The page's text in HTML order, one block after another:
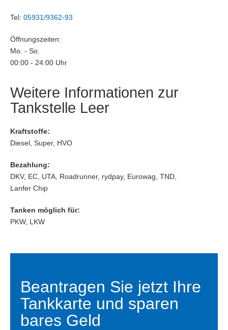
Tel: 05931/9362-93
Öffnungszeiten:
Mo. - So.
00:00 - 24:00 Uhr
Weitere Informationen zur
Tankstelle Leer
Kraftstoffe:
Diesel, Super, HVO
Bezahlung:
DKV, EC, UTA, Roadrunner, rydpay, Eurowag, TND,
Lanfer Chip
Tanken möglich für:
PKW, LKW
Beantragen Sie jetzt Ihre
Tankkarte und sparen
bares Geld